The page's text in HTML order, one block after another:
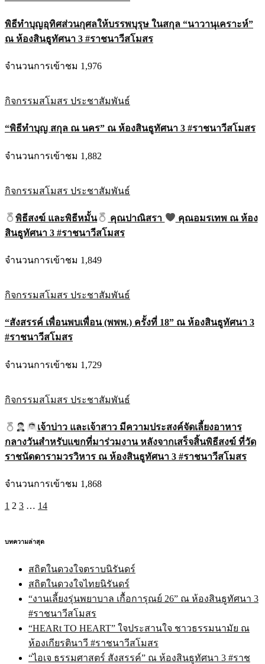
พิธีทำบุญอุทิศส่วนกุศลให้บรรพบุรุษ ในสกุล “นาวานุเคราะห์”
ณ ห้องสินธูทัศนา 3 #ราชนาวีสโมสร
จำนวนการเข้าชม 1,976
กิจกรรมสโมสร ประชาสัมพันธ์
“พิธีทำบุญ สกุล ณ นคร” ณ ห้องสินธูทัศนา 3 #ราชนาวีสโมสร
จำนวนการเข้าชม 1,882
กิจกรรมสโมสร ประชาสัมพันธ์
พิธีสงฆ์ และพิธีหมั้น คุณปาณิสรา
คุณอมรเทพ ณ ห้อง
สินธูทัศนา 3 #ราชนาวีสโมสร
จำนวนการเข้าชม 1,849
กิจกรรมสโมสร ประชาสัมพันธ์
“สังสรรค์ เพื่อนพบเพื่อน (พพพ.) ครั้งที่ 18” ณ ห้องสินธูทัศนา 3
#ราชนาวีสโมสร
จำนวนการเข้าชม 1,729
กิจกรรมสโมสร ประชาสัมพันธ์
เจ้าบ่าว และเจ้าสาว มีความประสงค์จัดเลี้ยงอาหาร
กลางวันสำหรับแขกที่มาร่วมงาน หลังจากเสร็จสิ้นพิธีสงฆ์ ที่วัด
ราชนัดดารามวรวิหาร ณ ห้องสินธูทัศนา 3 #ราชนาวีสโมสร
จำนวนการเข้าชม 1,868
Posts
1 2 3 … 14
บทความล่าสุด
สถิตในดวงใจตราบนิรันดร์
สถิตในดวงใจไทยนิรันดร์
“งานเลี้ยงรุ่นพยาบาล เกื้อการุณย์ 26” ณ ห้องสินธูทัศนา 3
#ราชนาวีสโมสร
“HEARt TO HEART” ใจประสานใจ ชาวธรรมนามัย ณ
ห้องเกียรตินาวี #ราชนาวีสโมสร
“ไอเจ ธรรมศาสตร์ สังสรรค์” ณ ห้องสินธูทัศนา 3 #ราช